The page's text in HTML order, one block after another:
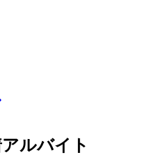
ルバイト